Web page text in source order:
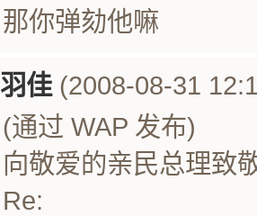
那你弹劾他嘛
羽佳 (2008-08-31
(通过 WAP 发布)
向敬爱的亲民总理致
Re: